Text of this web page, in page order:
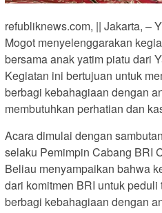
refubliknews.com, || Jakarta, –
Mogot menyelenggarakan
bersama anak yatim piatu dari
Kegiatan ini bertujuan untuk
berbagi kebahagiaan dengan
membutuhkan perhatian dan
Acara dimulai dengan
selaku Pemimpin Cabang BRI
Beliau menyampaikan bahwa
dari komitmen BRI untuk
berbagi kebahagiaan dengan